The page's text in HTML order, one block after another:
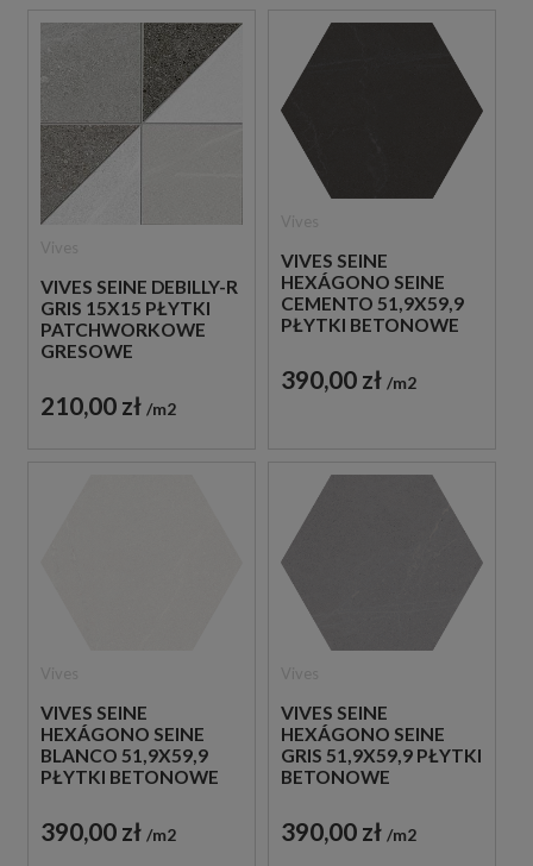
VIVES SEINE DEBILLY-R
GRIS 15X15 PŁYTKI
PATCHWORKOWE
GRESOWE
210,00 zł m2
VIVES SEINE
HEXÁGONO SEINE
CEMENTO 51,9X59,9
PŁYTKI BETONOWE
390,00 zł m2
VIVES SEINE
HEXÁGONO SEINE
BLANCO 51,9X59,9
PŁYTKI BETONOWE
390,00 zł m2
VIVES SEINE
HEXÁGONO SEINE
GRIS 51,9X59,9 PŁYTKI
BETONOWE
390,00 zł m2